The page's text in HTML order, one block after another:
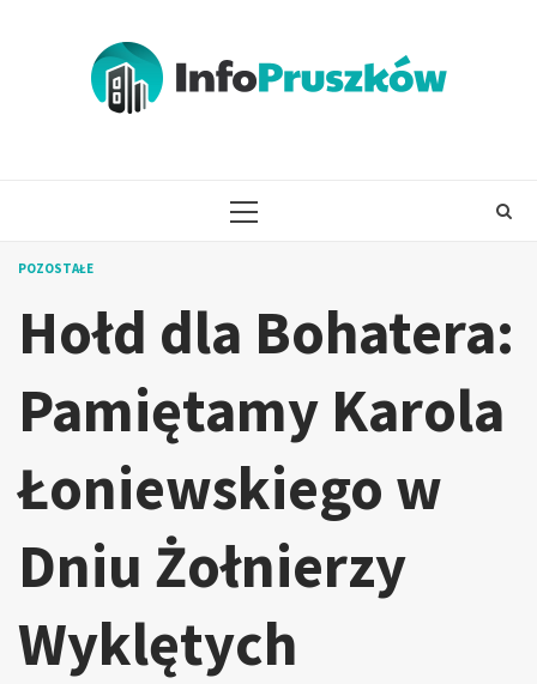
PRIMARY
POZOSTAŁE
Hołd dla Bohatera:
Pamiętamy Karola
Łoniewskiego w
Dniu Żołnierzy
Wyklętych